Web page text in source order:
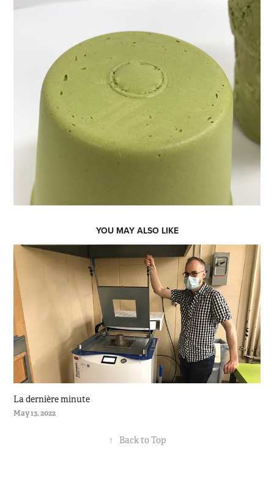
YOU MAY ALSO LIKE
La dernière minute
May 13, 2022
↑ Back to Top